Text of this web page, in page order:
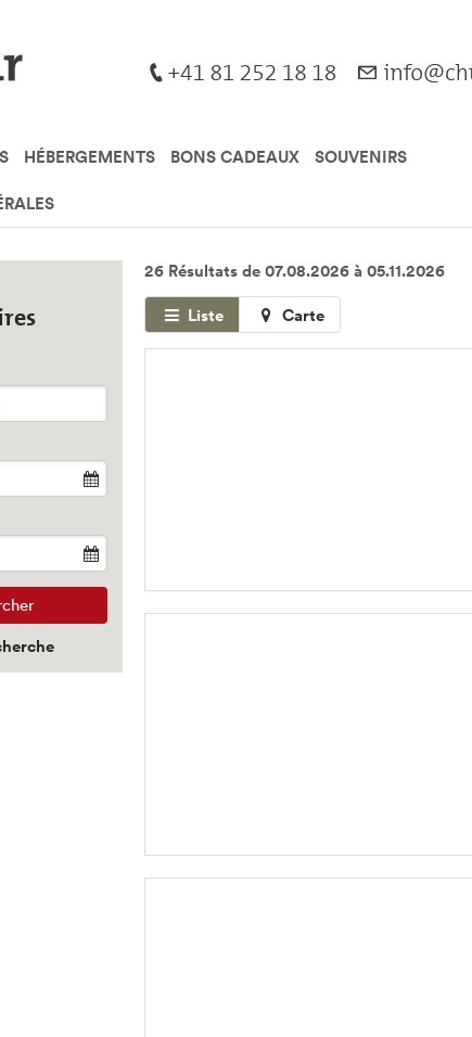
HÉBERGEMENTS BONS CADEAUX SOUVENIRS
26 Résultats de 07.08.2026 à 05.11.2026
Liste Carte